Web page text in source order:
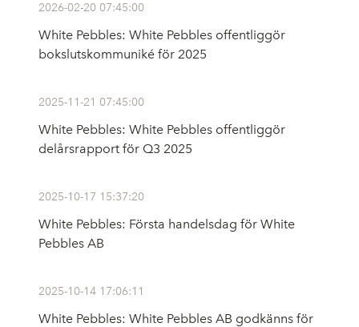
2026-02-20 07:45:00
White Pebbles: White Pebbles offentliggör
bokslutskommuniké för 2025
2025-11-21 07:45:00
White Pebbles: White Pebbles offentliggör
delårsrapport för Q3 2025
2025-10-17 15:37:20
White Pebbles: Första handelsdag för White
Pebbles AB
2025-10-14 17:06:11
White Pebbles: White Pebbles AB godkänns för